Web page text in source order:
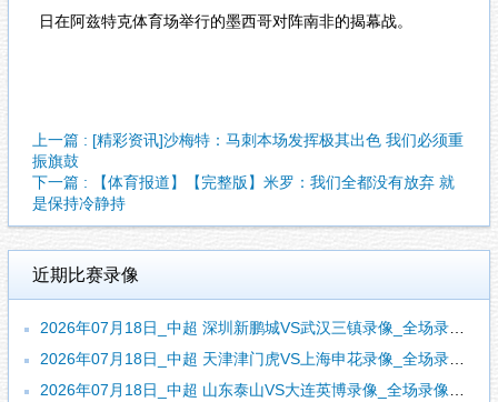
日在阿兹特克体育场举行的墨西哥对阵南非的揭幕战。
上一篇 : [精彩资讯]沙梅特：马刺本场发挥极其出色 我们必须重
振旗鼓
下一篇 : 【体育报道】【完整版】米罗：我们全都没有放弃 就
是保持冷静持
近期比赛录像
2026年07月18日_中超 深圳新鹏城VS武汉三镇录像_全场录像【全场回放】
2026年07月18日_中超 天津津门虎VS上海申花录像_全场录像【全场回放】
2026年07月18日_中超 山东泰山VS大连英博录像_全场录像【视频集锦】